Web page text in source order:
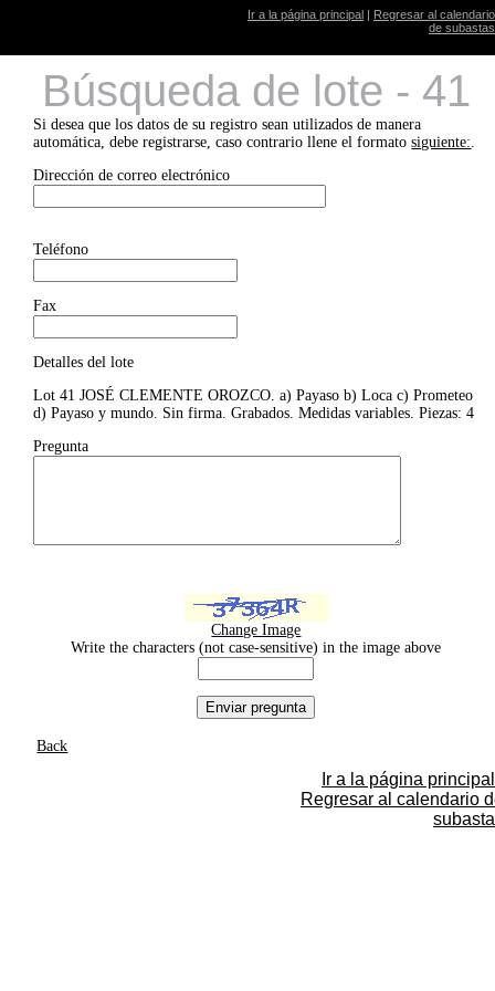
Ir a la página principal | Regresar al calendario
de subastas
Búsqueda de lote - 41
Si desea que los datos de su registro sean utilizados de manera
automática, debe registrarse, caso contrario llene el formatosiguiente:.
Dirección de correo electrónico
Teléfono
Fax
Detalles del lote
Lot 41 JOSÉ CLEMENTE OROZCO. a) Payaso b) Loca c) Prometeo
d) Payaso y mundo. Sin firma. Grabados. Medidas variables. Piezas: 4
Pregunta
Change Image
Write the characters (not case-sensitive) in the image above
Back
Ir a la página principal
Regresar al calendario